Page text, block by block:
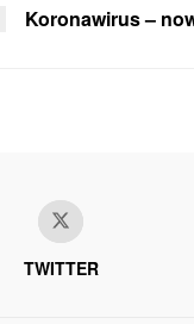
Koronawirus –
TWITTER